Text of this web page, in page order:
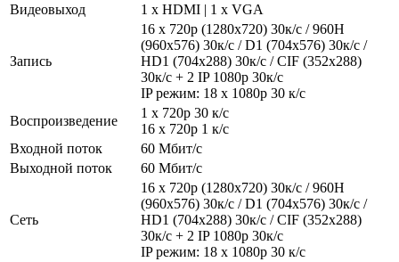
Видеовыход
1 x HDMI | 1 x VGA
Запись
16 х 720p (1280x720) 30к/с / 960H
(960x576) 30к/с / D1 (704х576) 30к/с /
HD1 (704х288) 30к/с / CIF (352x288)
30к/с + 2 IP 1080p 30к/с
IP режим: 18 х 1080р 30 к/с
Воспроизведение
1 x 720р 30 к/с
16 х 720р 1 к/с
Входной поток
60 Мбит/с
Выходной поток
60 Мбит/с
Сеть
16 х 720p (1280x720) 30к/с / 960H
(960x576) 30к/с / D1 (704х576) 30к/с /
HD1 (704х288) 30к/с / CIF (352x288)
30к/с + 2 IP 1080p 30к/с
IP режим: 18 х 1080р 30 к/с